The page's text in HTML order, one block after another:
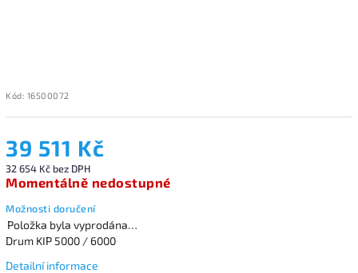
Kód: 16500072
39 511 Kč
32 654 Kč bez DPH
Momentálně nedostupné
Možnosti doručení
Položka byla vyprodána…
Drum KIP 5000 / 6000
Detailní informace